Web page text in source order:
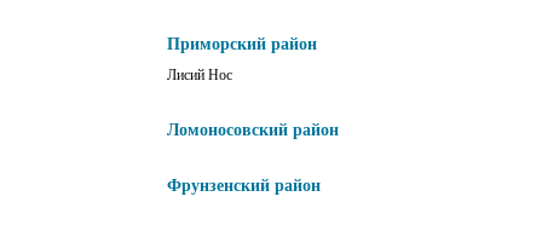
Приморский район
Лисий Нос
Ломоносовский район
Фрунзенский район